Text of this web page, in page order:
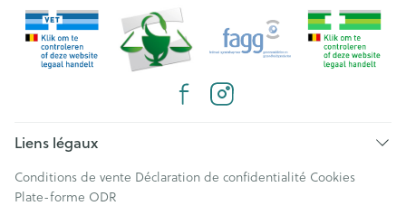
Liens légaux
Conditions de vente Déclaration de confidentialité Cookies
Plate-forme ODR